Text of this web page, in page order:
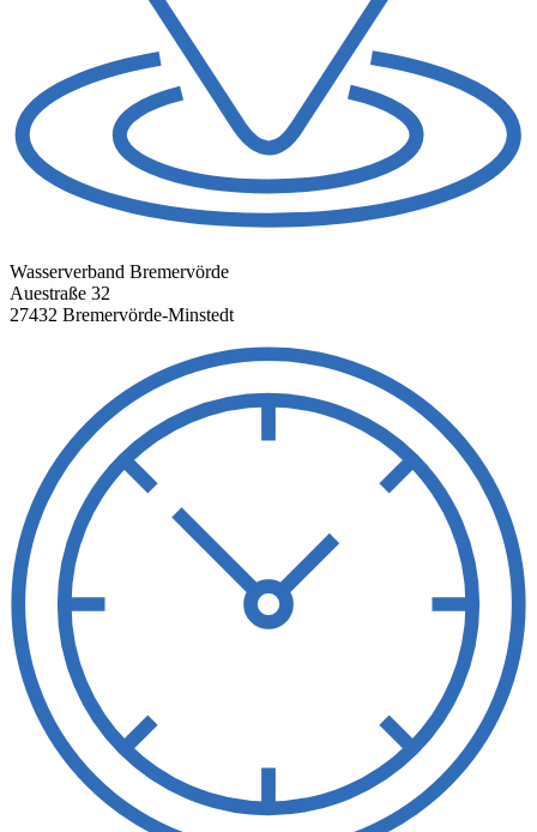
Wasserverband Bremervörde
Auestraße 32
27432 Bremervörde-Minstedt